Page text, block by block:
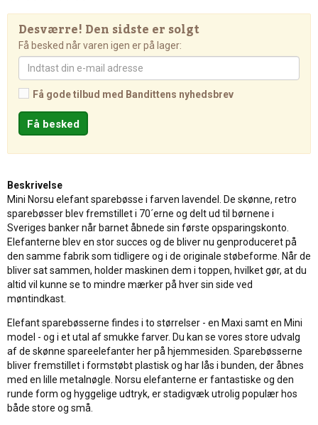
Desværre! Den sidste er solgt
Få besked når varen igen er på lager:
Få gode tilbud med Bandittens nyhedsbrev
Beskrivelse
Mini Norsu elefant sparebøsse i farven lavendel. De skønne, retro
sparebøsser blev fremstillet i 70´erne og delt ud til børnene i
Sveriges banker når barnet åbnede sin første opsparingskonto.
Elefanterne blev en stor succes og de bliver nu genproduceret på
den samme fabrik som tidligere og i de originale støbeforme. Når de
bliver sat sammen, holder maskinen dem i toppen, hvilket gør, at du
altid vil kunne se to mindre mærker på hver sin side ved
møntindkast.
Elefant sparebøsserne findes i to størrelser - en Maxi samt en Mini
model - og i et utal af smukke farver. Du kan se vores store udvalg
af de skønne spareelefanter her på hjemmesiden. Sparebøsserne
bliver fremstillet i formstøbt plastisk og har lås i bunden, der åbnes
med en lille metalnøgle. Norsu elefanterne er fantastiske og den
runde form og hyggelige udtryk, er stadigvæk utrolig populær hos
både store og små.